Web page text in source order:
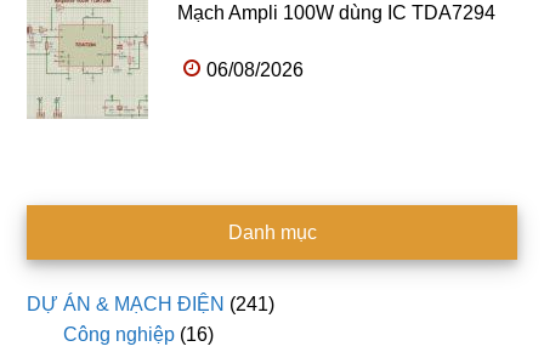
Mạch Ampli 100W dùng IC TDA7294
06/08/2026
Danh mục
DỰ ÁN & MẠCH ĐIỆN (241)
Công nghiệp (16)